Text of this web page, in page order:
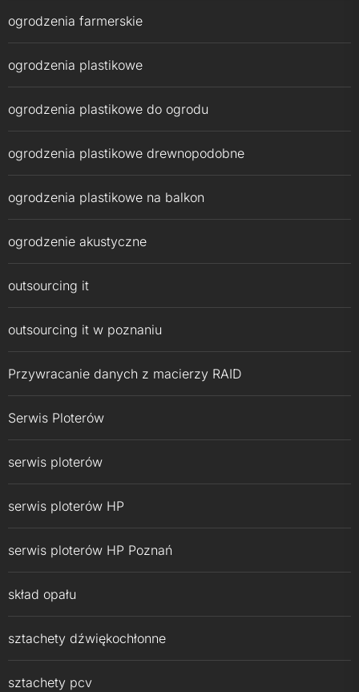
ogrodzenia farmerskie
ogrodzenia plastikowe
ogrodzenia plastikowe do ogrodu
ogrodzenia plastikowe drewnopodobne
ogrodzenia plastikowe na balkon
ogrodzenie akustyczne
outsourcing it
outsourcing it w poznaniu
Przywracanie danych z macierzy RAID
Serwis Ploterów
serwis ploterów
serwis ploterów HP
serwis ploterów HP Poznań
skład opału
sztachety dźwiękochłonne
sztachety pcv